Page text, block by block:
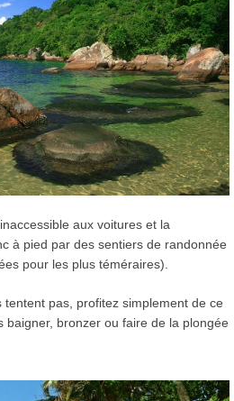
aux voitures et la
à pied par des sentiers de randonnée
pour les plus téméraires).
pas, profitez simplement de ce
baigner, bronzer ou faire de la plongée